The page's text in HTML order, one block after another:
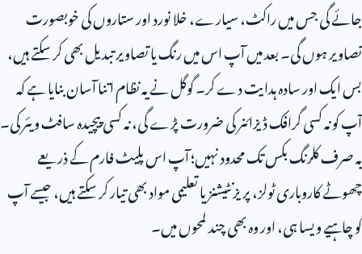
جائے گی جس میں راکٹ، سیارے، خلا نورد اور ستاروں کی خوبصورت
تصاویر ہوں گی۔ بعد میں آپ اس میں رنگ یا تصاویر تبدیل بھی کر سکتے ہیں،
بس ایک اور سادہ ہدایت دے کر۔ گوگل نے یہ نظام اتنا آسان بنایا ہے کہ
آپ کو نہ کسی گرافک ڈیزائنر کی ضرورت پڑے گی، نہ کسی پیچیدہ سافٹ ویئر کی۔
یہ صرف کلرنگ بکس تک محدود نہیں؛ آپ اس پلیٹ فارم کے ذریعے
چھوٹے کاروباری ٹولز، پریزنٹیشنز یا تعلیمی مواد بھی تیار کر سکتے ہیں، جیسے آپ
کو چاہیے ویسا ہی، اور وہ بھی چند لمحوں میں۔